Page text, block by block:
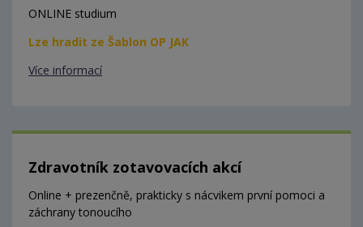
ONLINE studium
Lze hradit ze Šablon OP JAK
Více informací
Zdravotník zotavovacích akcí
Online + prezenčně, prakticky s nácvikem první pomoci a
záchrany tonoucího